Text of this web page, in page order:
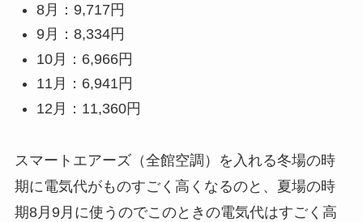
8月：9,717円
9月：8,334円
10月：6,966円
11月：6,941円
12月：11,360円
スマートエアーズ（全館空調）を入れる冬場の時
期に電気代がものすごく高くなるのと、夏場の時
期8月9月に使うのでこのときの電気代はすごく高